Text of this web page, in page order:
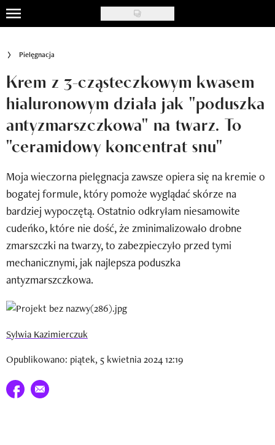
Skip
to
content
Ślub i wesele
Styl życia
Nasze akcje
Inspiracje
Recenzje kosmetyków
Klub Recenzentki
Newsy
Newsletter
Wizaz Summer Influ School
Mój profil / Zarejestruj się
Pielęgnacja
Krem z 3-cząsteczkowym kwasem
hialuronowym działa jak "poduszka
antyzmarszczkowa" na twarz. To
"ceramidowy koncentrat snu"
Moja wieczorna pielęgnacja zawsze opiera się na kremie o
bogatej formule, który pomoże wyglądać skórze na
bardziej wypoczętą. Ostatnio odkryłam niesamowite
cudeńko, które nie dość, że zminimalizowało drobne
zmarszczki na twarzy, to zabezpieczyło przed tymi
mechanicznymi, jak najlepsza poduszka
antyzmarszczkowa.
Sylwia Kazimierczuk
Opublikowano: piątek, 5 kwietnia 2024 12:19
Udostępnij na facebook
E-mail do przyjaciela